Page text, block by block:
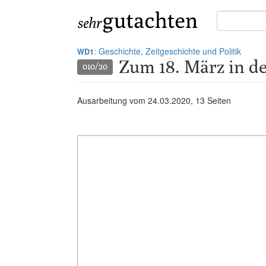
Suche
in
WD1: Geschichte, Zeitgeschichte und Politik
010/20 Zum 18. März in
Ausarbeitung vom 24.03.2020, 13 Seiten